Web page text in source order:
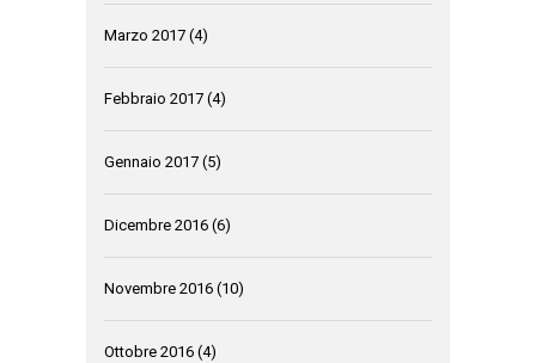
Marzo 2017 (4)
Febbraio 2017 (4)
Gennaio 2017 (5)
Dicembre 2016 (6)
Novembre 2016 (10)
Ottobre 2016 (4)